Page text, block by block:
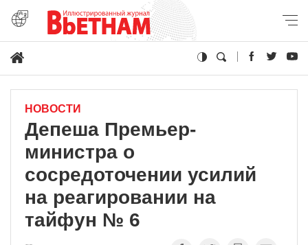
НОВОСТИ
Депеша Премьер-
министра о
сосредоточении усилий
на реагировании на
тайфун № 6